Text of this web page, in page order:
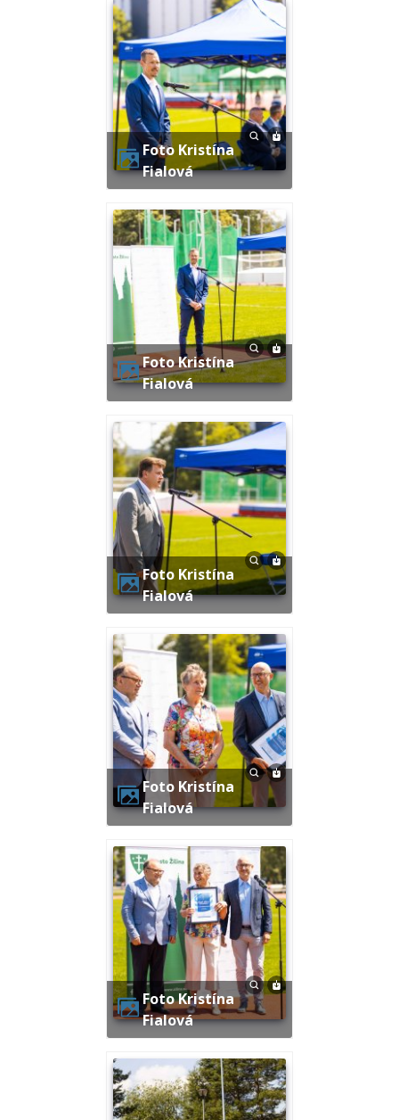
Foto Kristína
Fialová
Foto Kristína
Fialová
Foto Kristína
Fialová
Foto Kristína
Fialová
Foto Kristína
Fialová